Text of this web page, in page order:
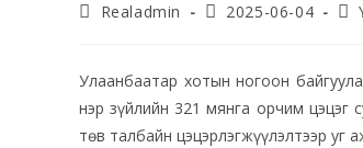
Realadmin 2025-06-04
Улаанбаатар хотын ногоон
нэр зүйлийн 321 мянга орчим цэцэг
төв талбайн цэцэрлэгжүүлэлтээр уг